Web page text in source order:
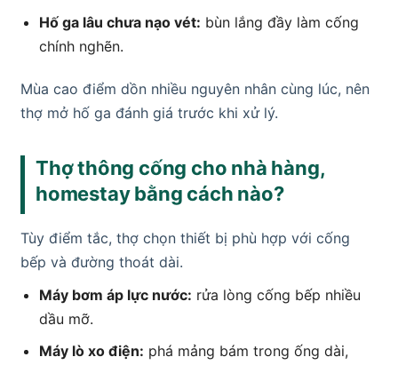
Hố ga lâu chưa nạo vét: bùn lắng đầy làm cống
chính nghẽn.
Mùa cao điểm dồn nhiều nguyên nhân cùng lúc, nên
thợ mở hố ga đánh giá trước khi xử lý.
Thợ thông cống cho nhà hàng,
homestay bằng cách nào?
Tùy điểm tắc, thợ chọn thiết bị phù hợp với cống
bếp và đường thoát dài.
Máy bơm áp lực nước: rửa lòng cống bếp nhiều
dầu mỡ.
Máy lò xo điện: phá mảng bám trong ống dài,